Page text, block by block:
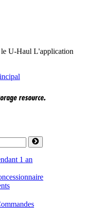
U-Haul L'application
1 an